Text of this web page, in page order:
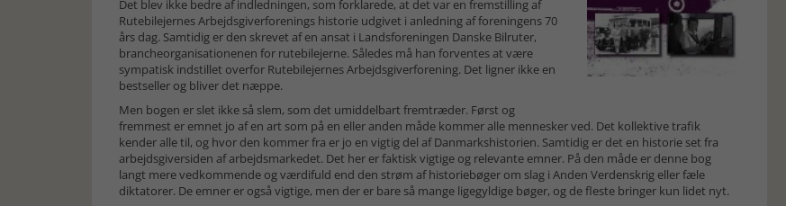
Det blev ikke bedre af indledningen, som forklarede, at det var en fremstilling af
Rutebilejernes Arbejdsgiverforenings historie udgivet i anledning af foreningens 70
års dag. Samtidig er den skrevet af en ansat i Landsforeningen Danske Bilruter,
brancheorganisationenen for rutebilejerne. Således må han forventes at være
sympatisk indstillet overfor Rutebilejernes Arbejdsgiverforening. Det ligner ikke en
bestseller og bliver det næppe.
Men bogen er slet ikke så slem, som det umiddelbart fremtræder. Først og
fremmest er emnet jo af en art som på en eller anden måde kommer alle mennesker ved. Det kollektive trafik
kender alle til, og hvor den kommer fra er jo en vigtig del af Danmarkshistorien. Samtidig er det en historie set fra
arbejdsgiversiden af arbejdsmarkedet. Det her er faktisk vigtige og relevante emner. På den måde er denne bog
langt mere vedkommende og værdifuld end den strøm af historiebøger om slag i Anden Verdenskrig eller fæle
diktatorer. De emner er også vigtige, men der er bare så mange ligegyldige bøger, og de fleste bringer kun lidet nyt.